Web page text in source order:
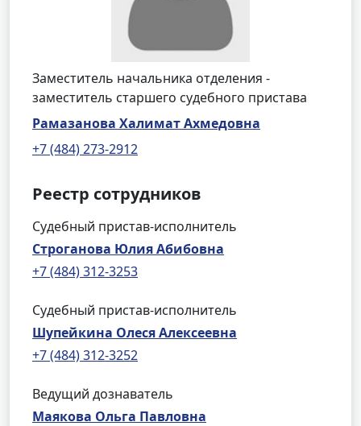
Заместитель начальника отделения -
заместитель старшего судебного пристава
Рамазанова Халимат Ахмедовна
+7 (484) 273-2912
Реестр сотрудников
Судебный пристав-исполнитель
Строганова Юлия Абибовна
+7 (484) 312-3253
Судебный пристав-исполнитель
Шупейкина Олеся Алексеевна
+7 (484) 312-3252
Ведущий дознаватель
Маякова Ольга Павловна